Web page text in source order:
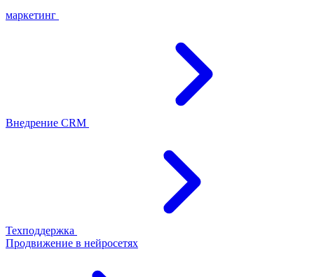
маркетинг
Внедрение CRM
Техподдержка
Продвижение в нейросетях